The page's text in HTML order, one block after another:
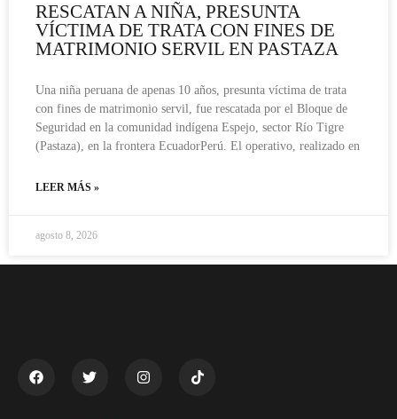
RESCATAN A NIÑA, PRESUNTA
VÍCTIMA DE TRATA CON FINES DE
MATRIMONIO SERVIL EN PASTAZA
Una niña peruana de apenas 10 años, presunta víctima de trata
con fines de matrimonio servil, fue rescatada por el Bloque de
Seguridad en la comunidad indígena Espejo, sector Río Tigre
(Pastaza), en la frontera EcuadorPerú. El operativo, realizado en
LEER MÁS »
agosto 8, 2026